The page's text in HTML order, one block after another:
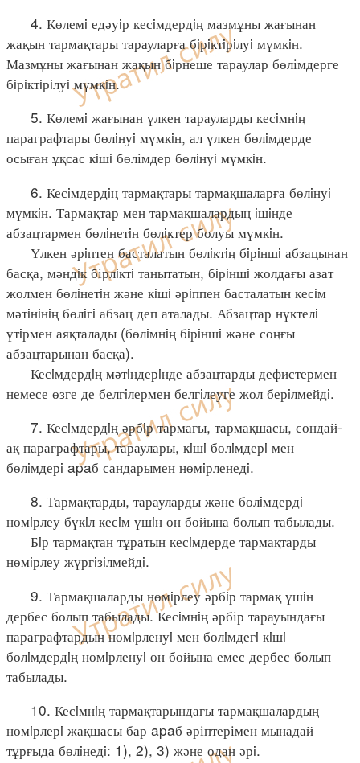
4. Көлемi едәуiр кесiмдердiң мазмұны жағынан
жақын тармақтары тарауларға бiрiктiрiлуi мүмкiн.
Мазмұны жағынан жақын бiрнеше тараулар бөлімдерге
бiрiктiрiлуi мүмкiн.
5. Көлемi жағынан үлкен тарауларды кесiмнiң
параграфтары бөлiнуi мүмкiн, ал үлкен бөлiмдерде
осыған ұқсас кiшi бөлімдер бөлiнуi мүмкiн.
6. Кесiмдердiң тармақтары тармақшаларға бөлiнуi
мүмкiн. Тармақтар мен тармақшалардың iшiнде
абзацтармен бөлiнетiн бөлiктер болуы мүмкiн.
Үлкен әрiптен басталатын бөлiктiң бiрiншi абзацынан
басқа, мәндiк бірлiктi танытатын, бiрiншi жолдағы азат
жолмен бөлiнетiн және кiшi әрiппен басталатын кесiм
мәтiнiнiң бөлiгi абзац деп аталады. Абзацтар нүктелi
үтiрмен аяқталады (бөлiмнiң бiрiншi және соңғы
абзацтарынан басқа).
Кесiмдердiң мәтiндерiнде абзацтарды дефистермен
немесе өзге де белгiлермен белгiлеуге жол берiлмейдi.
7. Кесiмдердiң әрбiр тармағы, тармақшасы, сондай-
ақ параграфтары, тараулары, кiшi бөлiмдерi мен
бөлiмдерi apaб сандарымен нөмiрленедi.
8. Тармақтарды, тарауларды және бөлiмдердi
нөмiрлеу бүкiл кесiм үшiн өн бойына болып табылады.
Бiр тармақтан тұратын кесiмдерде тармақтарды
нөмiрлеу жүргiзiлмейдi.
9. Тармақшаларды нөмiрлеу әрбiр тармақ үшiн
дербес болып табылады. Кесiмнiң әрбір тарауындағы
параграфтардың нөмiрленуi мен бөлiмдегi кiшi
бөлiмдердiң нөмiрленуi өн бойына емес дербес болып
табылады.
10. Кесiмнiң тармақтарындағы тармақшалардың
нөмiрлерi жақшасы бар apaб әріптерімен мынадай
тұрғыда бөлiнедi: 1), 2), 3) және одан әрi.